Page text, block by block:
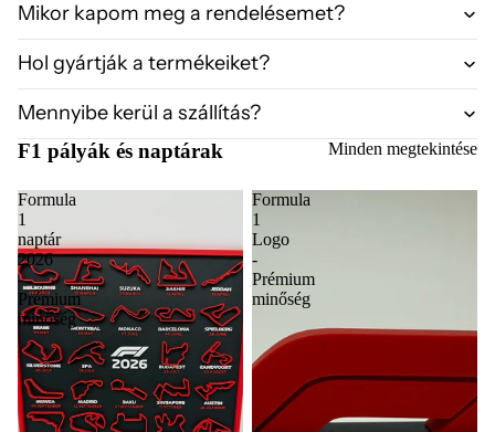
Mikor kapom meg a rendelésemet?
Hol gyártják a termékeiket?
Mennyibe kerül a szállítás?
F1 pályák és naptárak Minden megtekintése
Formula
1
naptár
2026
-
Prémium
minőség
Formula
1
Logo
-
Prémium
minőség